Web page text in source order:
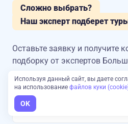
Сложно выбрать?
Наш эксперт подберет
Оставьте заявку и получите
подборку от экспертов
Имя
Используя данный сайт, вы даете
на использование файлов куки
OK